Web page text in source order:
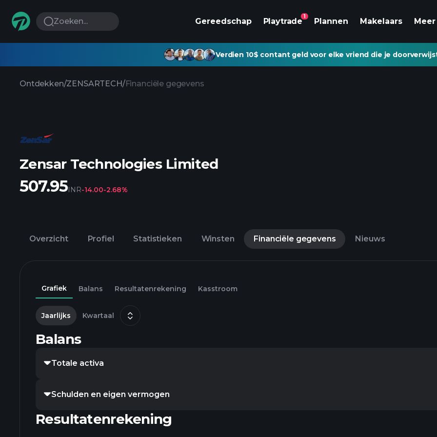
Zoeken... Gereedschap Playtrade
1
Plannen Makelaars Meer
Verdien 10$ contant geld voor elke vriend die je
Ontdekken/ZENSARTECH/Financiële gegevens
Zensar Technologies Limited
507.95INR-14.00-2.68%
Overzicht Profiel Statistieken Winsten Financiële gegevens Nieuws
Grafiek Balans Resultatenrekening Kasstroom
Jaarlijks Kwartaal
Balans
Totale activa
Schulden en eigen vermogen
Resultatenrekening